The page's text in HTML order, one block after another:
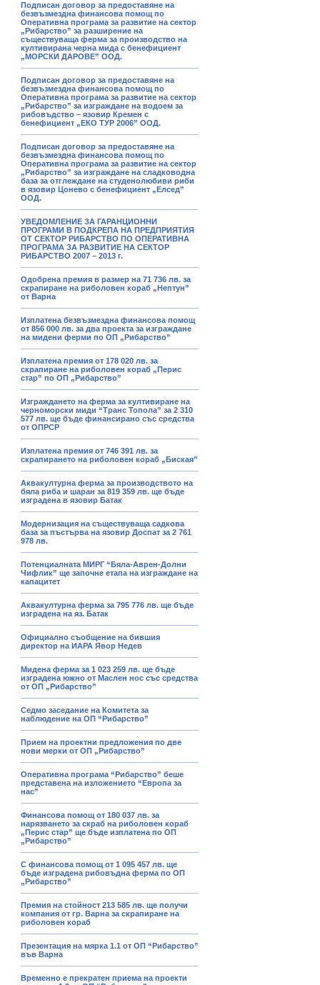
Подписан договор за предоставяне на
безвъзмездна финансова помощ по
Оперативна програма за развитие на сектор
„Рибарство” за разширение на
съществуваща ферма за производство на
култивирана черна мида с бенефициент
„МОРСКИ ДАРОВЕ” ООД.
Подписан договор за предоставяне на
безвъзмездна финансова помощ по
Оперативна програма за развитие на сектор
„Рибарство” за изграждане на водоем за
рибовъдство – язовир Кремен с
бенефициент „ЕКО ТУР 2006” ООД.
Подписан договор за предоставяне на
безвъзмездна финансова помощ по
Оперативна програма за развитие на сектор
„Рибарство” за изграждане на сладководна
база за отглеждане на студенолюбиви риби
в язовир Цонево с бенефициент „Елсед”
ООД.
УВЕДОМЛЕНИЕ ЗА ГАРАНЦИОННИ
ПРОГРАМИ В ПОДКРЕПА НА ПРЕДПРИЯТИЯ
ОТ СЕКТОР РИБАРСТВО ПО ОПЕРАТИВНА
ПРОГРАМА ЗА РАЗВИТИЕ НА СЕКТОР
РИБАРСТВО 2007 – 2013 г.
Одобрена премия в размер на 71 736 лв. за
скрапиране на риболовен кораб „Нептун”
от Варна
Изплатена безвъзмездна финансова помощ
от 856 000 лв. за два проекта за изграждане
на мидени ферми по ОП „Рибарство”
Изплатена премия от 178 020 лв. за
скрапиране на риболовен кораб „Перис
стар” по ОП „Рибарство”
Изграждането на ферма за култивиране на
черноморски миди “Транс Топола” за 2 310
577 лв. ще бъде финансирано със средства
от ОПРСР
Изплатена премия от 746 391 лв. за
скрапирането на риболовен кораб „Биская”
Аквакултурна ферма за производството на
бяла риба и шаран за 819 359 лв. ще бъде
изградена в язовир Батак
Модернизация на съществуваща садкова
база за пъстърва на язовир Доспат за 2 761
978 лв.
Потенциалната МИРГ “Бяла-Аврен-Долни
Чифлик” ще започне етапа на изграждане на
капацитет
Аквакултурна ферма за 795 776 лв. ще бъде
изградена на яз. Батак
Официално съобщение на бившия
директор на ИАРА Явор Недев
Мидена ферма за 1 023 259 лв. ще бъде
изградена южно от Маслен нос със средства
от ОП „Рибарство”
Седмо заседание на Комитета за
наблюдение на ОП “Рибарство”
Прием на проектни предложения по две
нови мерки от ОП „Рибарство”
Оперативна програма “Рибарство” беше
представена на изложението “Европа за
нас”
Финансова помощ от 180 037 лв. за
нарязването за скраб на риболовен кораб
„Перис стар” ще бъде изплатена по ОП
„Рибарство”
С финансова помощ от 1 095 457 лв. ще
бъде изградена рибовъдна ферма по ОП
„Рибарство”
Премия на стойност 213 585 лв. ще получи
компания от гр. Варна за скрапиране на
риболовен кораб
Презентация на мярка 1.1 от ОП “Рибарство”
във Варна
Временно е прекратен приема на проекти